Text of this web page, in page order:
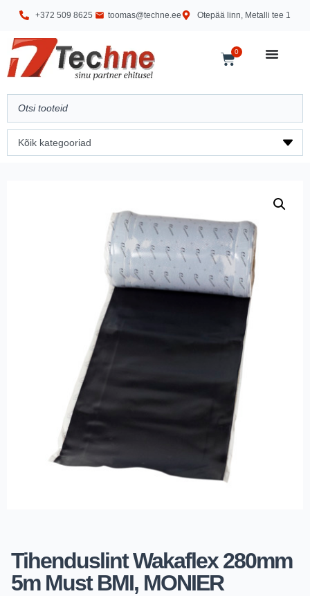
+372 509 8625 toomas@techne.ee Otepää linn, Metalli tee 1
0
Tihenduslint Wakaflex 280mm
5m Must BMI, MONIER